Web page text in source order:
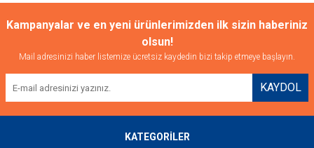
Kampanyalar ve en yeni ürünlerimizden ilk sizin haberiniz
olsun!
Mail adresinizi haber listemize ücretsiz kaydedin bizi takip etmeye başlayın.
KAYDOL
KATEGORİLER